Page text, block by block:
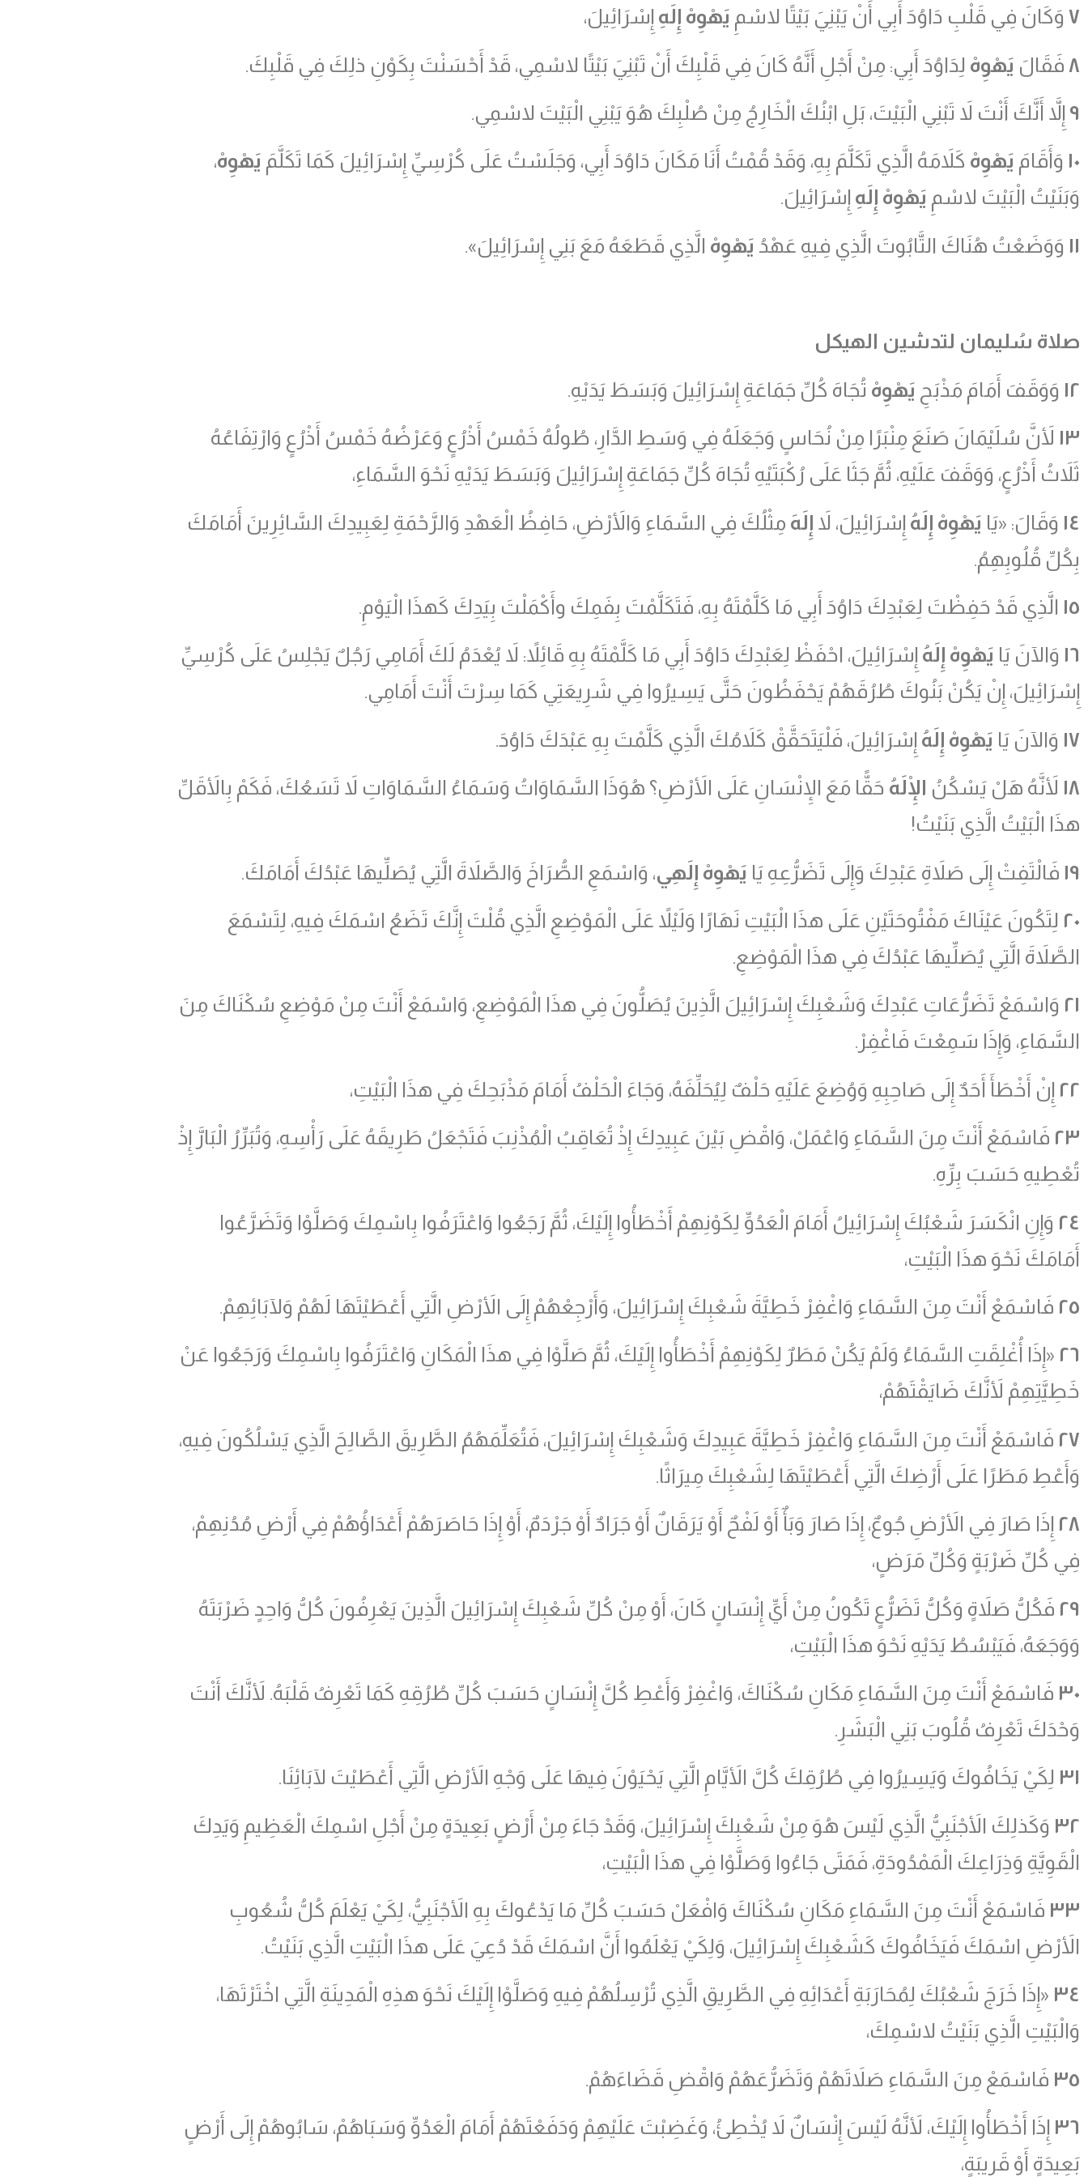
٧ وَكَانَ فِي قَلْبِ دَاوُدَ أَبِي أَنْ يَبْنِيَ بَيْتًا لاسْمِ يَهْوِهْ إِلَهِ إِسْرَائِيلَ،
٨ فَقَالَ يَهْوِهْ لِدَاوُدَ أَبِي: مِنْ أَجْلِ أَنَّهُ كَانَ فِي قَلْبِكَ أَنْ تَبْنِيَ بَيْتًا لاسْمِي، قَدْ أَحْسَنْتَ بِكَوْنِ ذلِكَ فِي قَلْبِكَ.
٩ إِلاَّ أَنَّكَ أَنْتَ لاَ تَبْنِي الْبَيْتَ، بَلِ ابْنُكَ الْخَارِجُ مِنْ صُلْبِكَ هُوَ يَبْنِي الْبَيْتَ لاسْمِي.
١٠ وَأَقَامَ يَهْوِهْ كَلاَمَهُ الَّذِي تَكَلَّمَ بِهِ، وَقَدْ قُمْتُ أَنَا مَكَانَ دَاوُدَ أَبِي، وَجَلَسْتُ عَلَى كُرْسِيِّ إِسْرَائِيلَ كَمَا تَكَلَّمَ يَهْوِهْ،
وَبَنَيْتُ الْبَيْتَ لاسْمِ يَهْوِهْ إِلَهِ إِسْرَائِيلَ.
١١ وَوَضَعْتُ هُنَاكَ التَّابُوتَ الَّذِي فِيهِ عَهْدُ يَهْوِهْ الَّذِي قَطَعَهُ مَعَ بَنِي إِسْرَائِيلَ».
صلاة سُليمان لتدشين الهيكل
١٢ وَوَقَفَ أَمَامَ مَذْبَحِ يَهْوِهْ تُجَاهَ كُلِّ جَمَاعَةِ إِسْرَائِيلَ وَبَسَطَ يَدَيْهِ.
١٣ لأَنَّ سُلَيْمَانَ صَنَعَ مِنْبَرًا مِنْ نُحَاسٍ وَجَعَلَهُ فِي وَسَطِ الدَّارِ، طُولُهُ خَمْسُ أَذْرُعٍ وَعَرْضُهُ خَمْسُ أَذْرُعٍ وَارْتِفَاعُهُ
ثَلاَثُ أَذْرُعٍ، وَوَقَفَ عَلَيْهِ، ثُمَّ جَثَا عَلَى رُكْبَتَيْهِ تُجَاهَ كُلِّ جَمَاعَةِ إِسْرَائِيلَ وَبَسَطَ يَدَيْهِ نَحْوَ السَّمَاءِ،
١٤ وَقَالَ: «يَا يَهْوِهْ إِلَهُ إِسْرَائِيلَ، لاَ إِلَهَ مِثْلُكَ فِي السَّمَاءِ وَالأَرْضِ، حَافِظُ الْعَهْدِ وَالرَّحْمَةِ لِعَبِيدِكَ السَّائِرِينَ أَمَامَكَ
بِكُلِّ قُلُوبِهِمُ.
١٥ الَّذِي قَدْ حَفِظْتَ لِعَبْدِكَ دَاوُدَ أَبِي مَا كَلَّمْتَهُ بِهِ، فَتَكَلَّمْتَ بِفَمِكَ وأَكْمَلْتَ بِيَدِكَ كَهذَا الْيَوْمِ.
١٦ وَالآنَ يَا يَهْوِهْ إِلَهُ إِسْرَائِيلَ، احْفَظْ لِعَبْدِكَ دَاوُدَ أَبِي مَا كَلَّمْتَهُ بِهِ قَائِلاً: لاَ يُعْدَمُ لَكَ أَمَامِي رَجُلٌ يَجْلِسُ عَلَى كُرْسِيِّ
إِسْرَائِيلَ، إِنْ يَكُنْ بَنُوكَ طُرُقَهُمْ يَحْفَظُونَ حَتَّى يَسِيرُوا فِي شَرِيعَتِي كَمَا سِرْتَ أَنْتَ أَمَامِي.
١٧ وَالآنَ يَا يَهْوِهْ إِلَهُ إِسْرَائِيلَ، فَلْيَتَحَقَّقْ كَلاَمُكَ الَّذِي كَلَّمْتَ بِهِ عَبْدَكَ دَاوُدَ.
١٨ لأَنَّهُ هَلْ يَسْكُنُ الْإِلَهُ حَقًّا مَعَ الإِنْسَانِ عَلَى الأَرْضِ؟ هُوَذَا السَّمَاوَاتُ وَسَمَاءُ السَّمَاوَاتِ لاَ تَسَعُكَ، فَكَمْ بِالأَقَلِّ
هذَا الْبَيْتُ الَّذِي بَنَيْتُ!
١٩ فَالْتَفِتْ إِلَى صَلاَةِ عَبْدِكَ وَإِلَى تَضَرُّعِهِ يَا يَهْوِهْ إِلَهِي، وَاسْمَعِ الصُّرَاخَ وَالصَّلاَةَ الَّتِي يُصَلِّيهَا عَبْدُكَ أَمَامَكَ.
٢٠ لِتَكُونَ عَيْنَاكَ مَفْتُوحَتَيْنِ عَلَى هذَا الْبَيْتِ نَهَارًا وَلَيْلاً عَلَى الْمَوْضِعِ الَّذِي قُلْتَ إِنَّكَ تَضَعُ اسْمَكَ فِيهِ، لِتَسْمَعَ
الصَّلاَةَ الَّتِي يُصَلِّيهَا عَبْدُكَ فِي هذَا الْمَوْضِعِ.
٢١ وَاسْمَعْ تَضَرُّعَاتِ عَبْدِكَ وَشَعْبِكَ إِسْرَائِيلَ الَّذِينَ يُصَلُّونَ فِي هذَا الْمَوْضِعِ، وَاسْمَعْ أَنْتَ مِنْ مَوْضِعِ سُكْنَاكَ مِنَ
السَّمَاءِ، وَإِذَا سَمِعْتَ فَاغْفِرْ.
٢٢ إِنْ أَخْطَأَ أَحَدٌ إِلَى صَاحِبِهِ وَوُضِعَ عَلَيْهِ حَلْفٌ لِيُحَلِّفَهُ، وَجَاءَ الْحَلْفُ أَمَامَ مَذْبَحِكَ فِي هذَا الْبَيْتِ،
٢٣ فَاسْمَعْ أَنْتَ مِنَ السَّمَاءِ وَاعْمَلْ، وَاقْضِ بَيْنَ عَبِيدِكَ إِذْ تُعَاقِبُ الْمُذْنِبَ فَتَجْعَلُ طَرِيقَهُ عَلَى رَأْسِهِ، وَتُبَرِّرُ الْبَارَّ إِذْ
تُعْطِيهِ حَسَبَ بِرِّهِ.
٢٤ وَإِنِ انْكَسَرَ شَعْبُكَ إِسْرَائِيلُ أَمَامَ الْعَدُوِّ لِكَوْنِهِمْ أَخْطَأُوا إِلَيْكَ، ثُمَّ رَجَعُوا وَاعْتَرَفُوا بِاسْمِكَ وَصَلَّوْا وَتَضَرَّعُوا
أَمَامَكَ نَحْوَ هذَا الْبَيْتِ،
٢٥ فَاسْمَعْ أَنْتَ مِنَ السَّمَاءِ وَاغْفِرْ خَطِيَّةَ شَعْبِكَ إِسْرَائِيلَ، وَأَرْجِعْهُمْ إِلَى الأَرْضِ الَّتِي أَعْطَيْتَهَا لَهُمْ وَلآبَائِهِمْ.
٢٦ «إِذَا أُغْلِقَتِ السَّمَاءُ وَلَمْ يَكُنْ مَطَرٌ لِكَوْنِهِمْ أَخْطَأُوا إِلَيْكَ، ثُمَّ صَلَّوْا فِي هذَا الْمَكَانِ وَاعْتَرَفُوا بِاسْمِكَ وَرَجَعُوا عَنْ
خَطِيَّتِهِمْ لأَنَّكَ ضَايَقْتَهُمْ،
٢٧ فَاسْمَعْ أَنْتَ مِنَ السَّمَاءِ وَاغْفِرْ خَطِيَّةَ عَبِيدِكَ وَشَعْبِكَ إِسْرَائِيلَ، فَتُعَلِّمَهُمُ الطَّرِيقَ الصَّالِحَ الَّذِي يَسْلُكُونَ فِيهِ،
وَأَعْطِ مَطَرًا عَلَى أَرْضِكَ الَّتِي أَعْطَيْتَهَا لِشَعْبِكَ مِيرَاثًا.
٢٨ إِذَا صَارَ فِي الأَرْضِ جُوعٌ، إِذَا صَارَ وَبَأٌ أَوْ لَفْحٌ أَوْ يَرَقَانٌ أَوْ جَرَادٌ أَوْ جَرْدَمٌ، أَوْ إِذَا حَاصَرَهُمْ أَعْدَاؤُهُمْ فِي أَرْضِ مُدُنِهِمْ،
فِي كُلِّ ضَرْبَةٍ وَكُلِّ مَرَضٍ،
٢٩ فَكُلُّ صَلاَةٍ وَكُلُّ تَضَرُّعٍ تَكُونُ مِنْ أَيِّ إِنْسَانٍ كَانَ، أَوْ مِنْ كُلِّ شَعْبِكَ إِسْرَائِيلَ الَّذِينَ يَعْرِفُونَ كُلُّ وَاحِدٍ ضَرْبَتَهُ
وَوَجَعَهُ، فَيَبْسُطُ يَدَيْهِ نَحْوَ هذَا الْبَيْتِ،
٣٠ فَاسْمَعْ أَنْتَ مِنَ السَّمَاءِ مَكَانِ سُكْنَاكَ، وَاغْفِرْ وَأَعْطِ كُلَّ إِنْسَانٍ حَسَبَ كُلِّ طُرُقِهِ كَمَا تَعْرِفُ قَلْبَهُ. لأَنَّكَ أَنْتَ
وَحْدَكَ تَعْرِفُ قُلُوبَ بَنِي الْبَشَرِ.
٣١ لِكَيْ يَخَافُوكَ وَيَسِيرُوا فِي طُرُقِكَ كُلَّ الأَيَّامِ الَّتِي يَحْيَوْنَ فِيهَا عَلَى وَجْهِ الأَرْضِ الَّتِي أَعْطَيْتَ لآبَائِنَا.
٣٢ وَكَذلِكَ الأَجْنَبِيُّ الَّذِي لَيْسَ هُوَ مِنْ شَعْبِكَ إِسْرَائِيلَ، وَقَدْ جَاءَ مِنْ أَرْضٍ بَعِيدَةٍ مِنْ أَجْلِ اسْمِكَ الْعَظِيمِ وَيَدِكَ
الْقَوِيَّةِ وَذِرَاعِكَ الْمَمْدُودَةِ، فَمَتَى جَاءُوا وَصَلَّوْا فِي هذَا الْبَيْتِ،
٣٣ فَاسْمَعْ أَنْتَ مِنَ السَّمَاءِ مَكَانِ سُكْنَاكَ وَافْعَلْ حَسَبَ كُلِّ مَا يَدْعُوكَ بِهِ الأَجْنَبِيُّ، لِكَيْ يَعْلَمَ كُلُّ شُعُوبِ
الأَرْضِ اسْمَكَ فَيَخَافُوكَ كَشَعْبِكَ إِسْرَائِيلَ، وَلِكَيْ يَعْلَمُوا أَنَّ اسْمَكَ قَدْ دُعِيَ عَلَى هذَا الْبَيْتِ الَّذِي بَنَيْتُ.
٣٤ «إِذَا خَرَجَ شَعْبُكَ لِمُحَارَبَةِ أَعْدَائِهِ فِي الطَّرِيقِ الَّذِي تُرْسِلُهُمْ فِيهِ وَصَلَّوْا إِلَيْكَ نَحْوَ هذِهِ الْمَدِينَةِ الَّتِي اخْتَرْتَهَا،
وَالْبَيْتِ الَّذِي بَنَيْتُ لاسْمِكَ،
٣٥ فَاسْمَعْ مِنَ السَّمَاءِ صَلاَتَهُمْ وَتَضَرُّعَهُمْ وَاقْضِ قَضَاءَهُمْ.
٣٦ إِذَا أَخْطَأُوا إِلَيْكَ، لأَنَّهُ لَيْسَ إِنْسَانٌ لاَ يُخْطِئُ، وَغَضِبْتَ عَلَيْهِمْ وَدَفَعْتَهُمْ أَمَامَ الْعَدُوِّ وَسَبَاهُمْ، سَابُوهُمْ إِلَى أَرْضٍ
بَعِيدَةٍ أَوْ قَرِيبَةٍ،